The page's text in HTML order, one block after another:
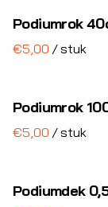
Podiumrok
/
Podiumrok
/
Podiumdek